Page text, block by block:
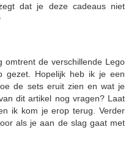
dat je deze cadeaus niet
omtrent de verschillende Lego
gezet. Hopelijk heb ik je een
de sets eruit zien en wat je
dit artikel nog vragen? Laat
ik kom je erop terug. Verder
als je aan de slag gaat met